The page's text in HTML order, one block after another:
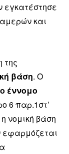
εγκατέστησε
και
της
βάση. Ο
έννομο
6 παρ.1στ’
νομική βάση
εφαρμόζεται